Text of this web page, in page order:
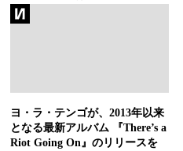
ヨ・ラ・テンゴが、2013年以来
となる最新アルバム 『There’s a
Riot Going On』のリリースを